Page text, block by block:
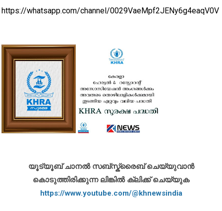
https://whatsapp.com/channel/0029VaeMpf2JENy6g4eaqV0V
യൂട്യൂബ് ചാനൽ സബ്സ്ക്രൈബ് ചെയ്യുവാൻ
കൊടുത്തിരിക്കുന്ന ലിങ്കിൽ ക്ലിക്ക് ചെയ്യുക
https://www.youtube.com/@khnewsindia